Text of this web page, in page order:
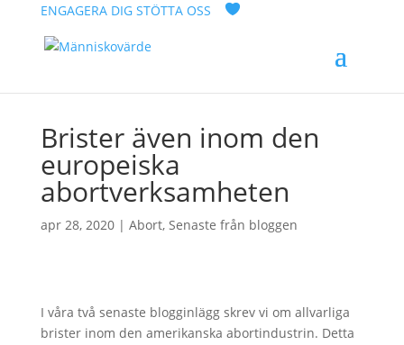
ENGAGERA DIG STÖTTA OSS
Brister även inom den
europeiska
abortverksamheten
apr 28, 2020| Abort, Senaste från bloggen
I våra två senaste blogginlägg skrev vi om allvarliga
brister inom den amerikanska abortindustrin. Detta